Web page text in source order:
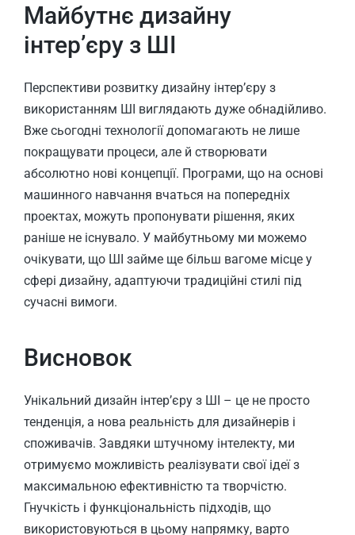
Майбутнє дизайну
інтер’єру з ШІ
Перспективи розвитку дизайну інтер’єру з
використанням ШІ виглядають дуже обнадійливо.
Вже сьогодні технології допомагають не лише
покращувати процеси, але й створювати
абсолютно нові концепції. Програми, що на основі
машинного навчання вчаться на попередніх
проектах, можуть пропонувати рішення, яких
раніше не існувало. У майбутньому ми можемо
очікувати, що ШІ займе ще більш вагоме місце у
сфері дизайну, адаптуючи традиційні стилі під
сучасні вимоги.
Висновок
Унікальний дизайн інтер’єру з ШІ – це не просто
тенденція, а нова реальність для дизайнерів і
споживачів. Завдяки штучному інтелекту, ми
отримуємо можливість реалізувати свої ідеї з
максимальною ефективністю та творчістю.
Гнучкість і функціональність підходів, що
використовуються в цьому напрямку, варто